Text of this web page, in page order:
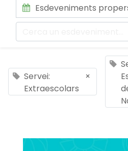
Esdeveniments
Servei:
Extraescolars
×